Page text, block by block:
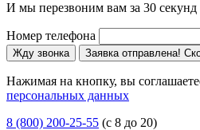
И мы перезвоним вам за 30 секунд
Номер телефона
Жду звонка Заявка отправлена!
Нажимая на кнопку, вы
персональных данных
8 (800) 200-25-55 (с 8 до 20)